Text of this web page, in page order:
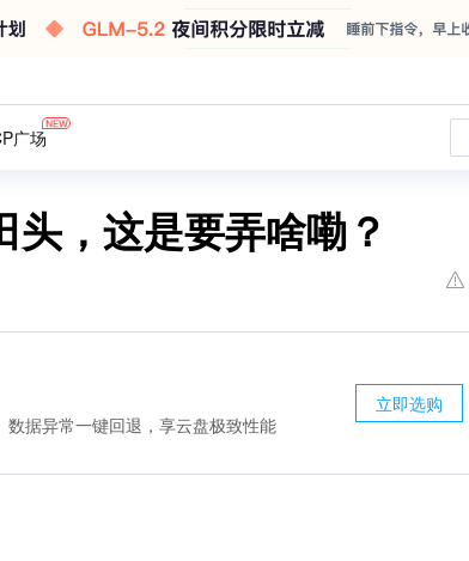
广场
，这是要弄啥嘞？
数据异常一键回退，享云盘极致性能
立即选购